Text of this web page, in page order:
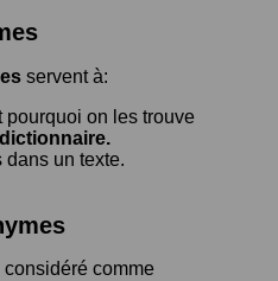
servent à:
pourquoi on les trouve
dictionnaire.
dans un texte.
considéré comme